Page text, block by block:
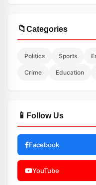
📁Categories
Politics Sports
Crime Education
📱 Follow Us
Facebook
YouTube